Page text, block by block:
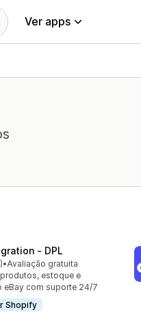
Ver apps
‑ DPL
ao todo
•Avaliação gratuita
estoque e
eBay com suporte 24/7
Shopify